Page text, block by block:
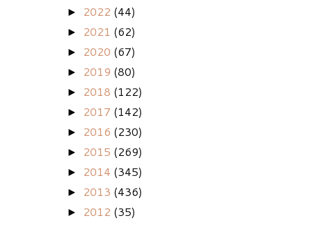
► 2022 (44)
► 2021 (62)
► 2020 (67)
► 2019 (80)
► 2018 (122)
► 2017 (142)
► 2016 (230)
► 2015 (269)
► 2014 (345)
► 2013 (436)
► 2012 (35)